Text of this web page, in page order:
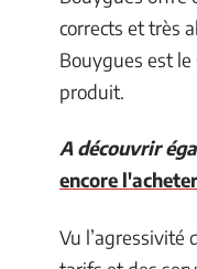
corrects et très
Bouygues est
produit.
A découvrir
encore
Vu l’agressivité